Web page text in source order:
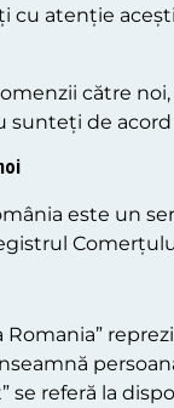
cu atenție
către
sunteți de
este un
Romania”
se referă la